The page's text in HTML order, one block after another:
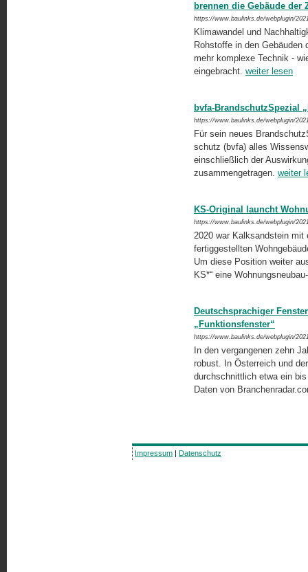
brennen die Gebäude der
https://www.baulinks.de/webplugin/
Klimawandel und
Rohstoffe in den Gebäuden
mehr komplexe Technik -
eingebracht. weiter lesen
bvfa-BrandschutzSpezial
https://www.baulinks.de/webplugin/
Für sein neues
schutz (bvfa) alles
einschließlich der
zusammengetragen. weiter
KS-Original launcht
https://www.baulinks.de/webplugin/
2020 war Kalksandstein mit
fertiggestellten
Um diese Position weiter
KS*“ eine
Deutschsprachiger
„Funktionsfenster“
https://www.baulinks.de/webplugin/
In den vergangenen zehn
robust. In Österreich und
durchschnittlich etwa ein
Daten von
Impressum | Datenschutz